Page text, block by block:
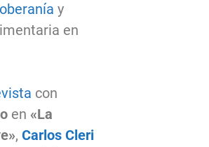
y
en
con
en «La
, Carlos Cleri